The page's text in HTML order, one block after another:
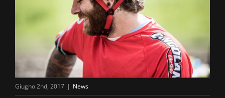
Giugno 2nd, 2017 | News